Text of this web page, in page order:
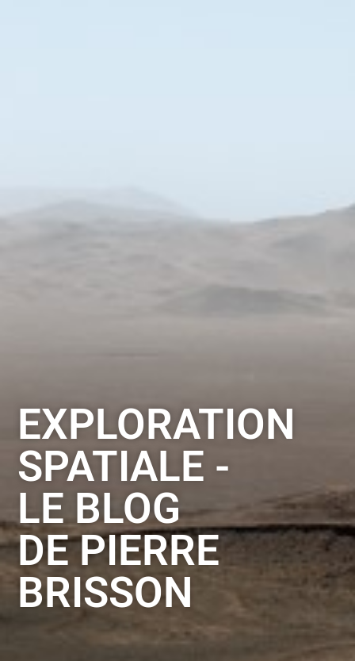
EXPLORATION
SPATIALE -
LE BLOG
DE PIERRE
BRISSON